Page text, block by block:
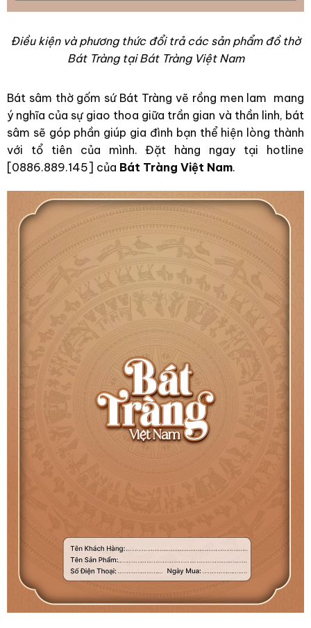
Điều kiện và phương thức đổi trả các sản phẩm đồ thờ
Bát Tràng tại Bát Tràng Việt Nam
Bát sâm thờ gốm sứ Bát Tràng vẽ rồng men lam mang
ý nghĩa của sự giao thoa giữa trần gian và thần linh, bát
sâm sẽ góp phần giúp gia đình bạn thể hiện lòng thành
với tổ tiên của mình. Đặt hàng ngay tại hotline
[0886.889.145] của Bát Tràng Việt Nam.